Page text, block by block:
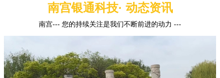
南宫银通科技· 动态资讯
南宫--- 您的持续关注是我们不断前进的动力 ---